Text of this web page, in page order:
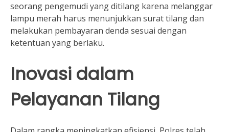
seorang pengemudi yang ditilang karena melanggar
lampu merah harus menunjukkan surat tilang dan
melakukan pembayaran denda sesuai dengan
ketentuan yang berlaku.
Inovasi dalam
Pelayanan Tilang